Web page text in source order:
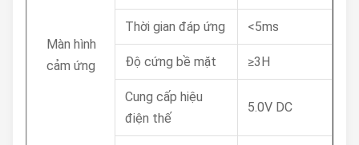
Màn hình
cảm ứng
Thời gian đáp ứng <5ms
Độ cứng bề mặt ≥3H
Cung cấp hiệu
điện thế
5.0V DC